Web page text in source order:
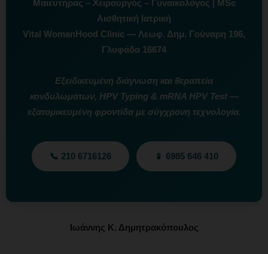
Μαιευτήρας – Χειρουργός – Γυναικολόγος | MSc
Αισθητική Ιατρική
Vital WomanHood Clinic — Λεωφ. Δημ. Γούναρη 196,
Γλυφάδα 16674
Εξειδικευμένη διάγνωση και θεραπεία
κονδυλωμάτων, HPV Typing & mRNA HPV Test —
εξατομικευμένη φροντίδα με σύγχρονη τεχνολογία.
📞 210 6716126 📱 6985 646 410
Ιωάννης Κ. Δημητρακόπουλος